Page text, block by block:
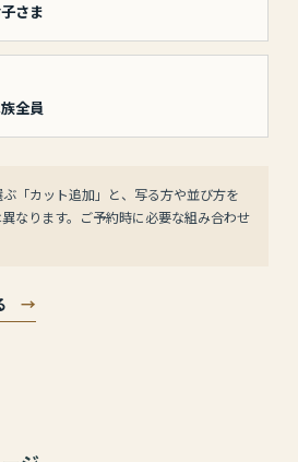
さま
全員
「カット追加」と、写る方や並び方を
なります。ご予約時に必要な組み合わせ
→